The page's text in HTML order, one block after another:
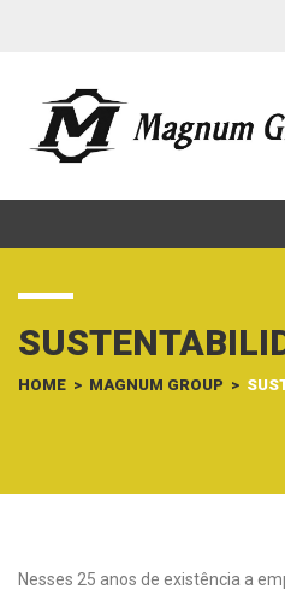
HOME > MAGNUM GROUP >
Nesses 25 anos de existência a